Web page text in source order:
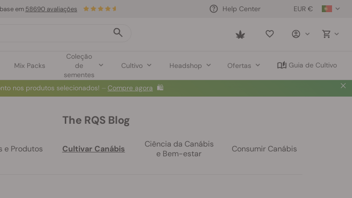
EUR €
Help Center
Saved
Mix Packs
Coleção
de
sementes
Cultivo Headshop Ofertas Guia de Cultivo
em 58690 avaliações
nos produtos selecionados! ⏤ Compre agora 🛍️
The RQS Blog
e Produtos Cultivar Canábis
Ciência da Canábis
e Bem-estar
Consumir Canábis